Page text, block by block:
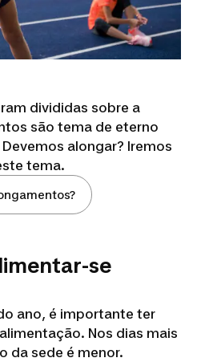
divididas sobre a
são tema de eterno
alongar? Iremos
tema.
se
ano, é importante ter
Nos dias mais
da sede é menor.